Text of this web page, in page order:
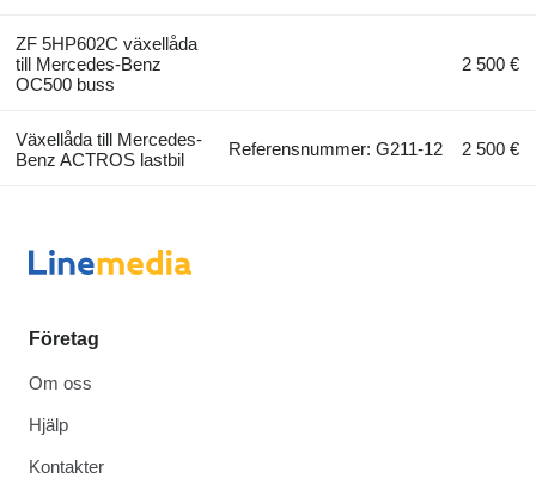
ZF 5HP602C växellåda
till Mercedes-Benz
OC500 buss
2 500 €
Växellåda till Mercedes-
Benz ACTROS lastbil
Referensnummer: G211-12 2 500 €
Företag
Om oss
Hjälp
Kontakter